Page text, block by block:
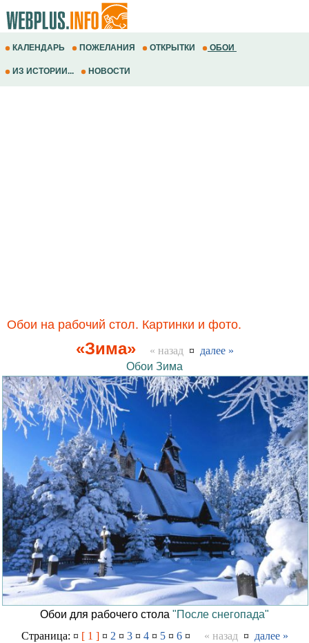
КАЛЕНДАРЬ ПОЖЕЛАНИЯ ОТКРЫТКИ ОБОИ
ИЗ ИСТОРИИ... НОВОСТИ
Обои на рабочий стол. Картинки и фото.
«Зима» « назад ¤ далее »
Обои Зима
Обои для рабочего стола "После снегопада"
Страница: ¤ [ 1 ]¤ 2 ¤ 3¤ 4¤ 5¤ 6¤ « назад ¤ далее »